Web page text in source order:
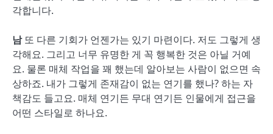
각합니다.
남또 다른 기회가 언젠가는 있기 마련이다. 저도 그렇게 생
각해요. 그리고 너무 유명한 게 꼭 행복한 것은 아닐 거예
요. 물론 매체 작업을 꽤 했는데 알아보는 사람이 없으면 속
상하죠. 내가 그렇게 존재감이 없는 연기를 했나? 하는 자
책감도 들고요. 매체 연기든 무대 연기든 인물에게 접근을
어떤 스타일로 하나요.